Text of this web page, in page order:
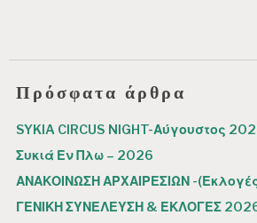
Πρόσφατα άρθρα
SYKIA CIRCUS NIGHT-Αύγουστος
Συκιά Εν Πλω – 2026
ΑΝΑΚΟΙΝΩΣΗ ΑΡΧΑΙΡΕΣΙΩΝ -
ΓΕΝΙΚΗ ΣΥΝΕΛΕΥΣΗ & ΕΚΛΟΓΕΣ